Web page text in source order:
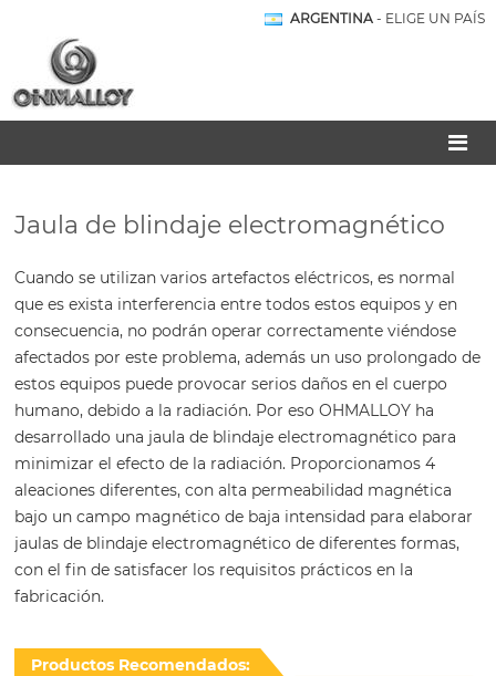
ARGENTINA - ELIGE UN PAÍS
Jaula de blindaje electromagnético
Cuando se utilizan varios artefactos eléctricos, es normal
que es exista interferencia entre todos estos equipos y en
consecuencia, no podrán operar correctamente viéndose
afectados por este problema, además un uso prolongado de
estos equipos puede provocar serios daños en el cuerpo
humano, debido a la radiación. Por eso OHMALLOY ha
desarrollado una jaula de blindaje electromagnético para
minimizar el efecto de la radiación. Proporcionamos 4
aleaciones diferentes, con alta permeabilidad magnética
bajo un campo magnético de baja intensidad para elaborar
jaulas de blindaje electromagnético de diferentes formas,
con el fin de satisfacer los requisitos prácticos en la
fabricación.
Productos Recomendados: